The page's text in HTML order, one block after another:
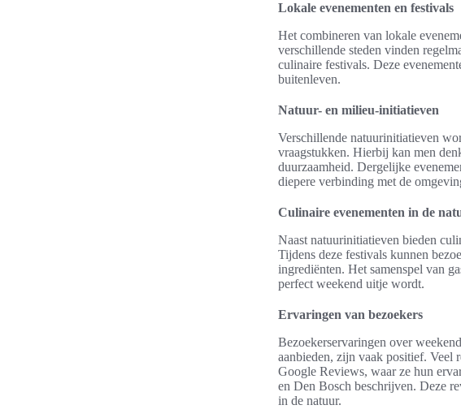
Lokale evenementen en festivals
Het combineren van lokale
verschillende steden vinden
culinaire festivals. Deze
buitenleven.
Natuur- en milieu-initiatieven
Verschillende natuurinitiatieven
vraagstukken. Hierbij kan men
duurzaamheid. Dergelijke
diepere verbinding met de
Culinaire evenementen in de
Naast natuurinitiatieven bieden
Tijdens deze festivals kunnen
ingrediënten. Het samenspel van
perfect weekend uitje wordt.
Ervaringen van bezoekers
Bezoekerservaringen over
aanbieden, zijn vaak positief. Veel
Google Reviews, waar ze hun
en Den Bosch beschrijven. Deze
in de natuur.